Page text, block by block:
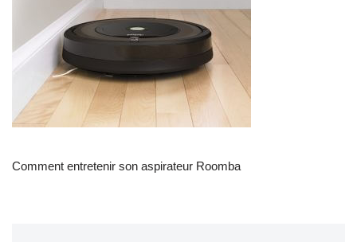
Comment entretenir son aspirateur Roomba